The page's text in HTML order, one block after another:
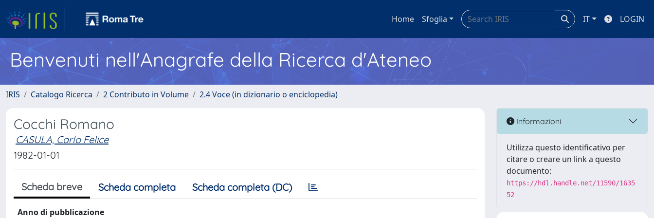
Home Sfoglia IT LOGIN
Benvenuti nell'Anagrafe della Ricerca d'Ateneo
IRIS Catalogo Ricerca 2 Contributo in Volume 2.4 Voce (in dizionario o enciclopedia)
Cocchi Romano
CASULA, Carlo Felice
1982-01-01
Scheda breve Scheda completa Scheda completa (DC)
Anno di pubblicazione
Informazioni
Utilizza questo identificativo per
citare o creare un link a questo
documento:
https://hdl.handle.net/11590/1635
52